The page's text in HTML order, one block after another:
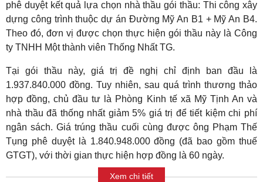
phê duyệt kết quả lựa chọn nhà thầu gói thầu: Thi công xây
dựng công trình thuộc dự án Đường Mỹ An B1 + Mỹ An B4.
Theo đó, đơn vị được chọn thực hiện gói thầu này là Công
ty TNHH Một thành viên Thống Nhất TG.
Tại gói thầu này, giá trị đề nghị chỉ định ban đầu là
1.937.840.000 đồng. Tuy nhiên, sau quá trình thương thảo
hợp đồng, chủ đầu tư là Phòng Kinh tế xã Mỹ Tịnh An và
nhà thầu đã thống nhất giảm 5% giá trị để tiết kiệm chi phí
ngân sách. Giá trúng thầu cuối cùng được ông Phạm Thế
Tụng phê duyệt là 1.840.948.000 đồng (đã bao gồm thuế
GTGT), với thời gian thực hiện hợp đồng là 60 ngày.
Xem chi tiết